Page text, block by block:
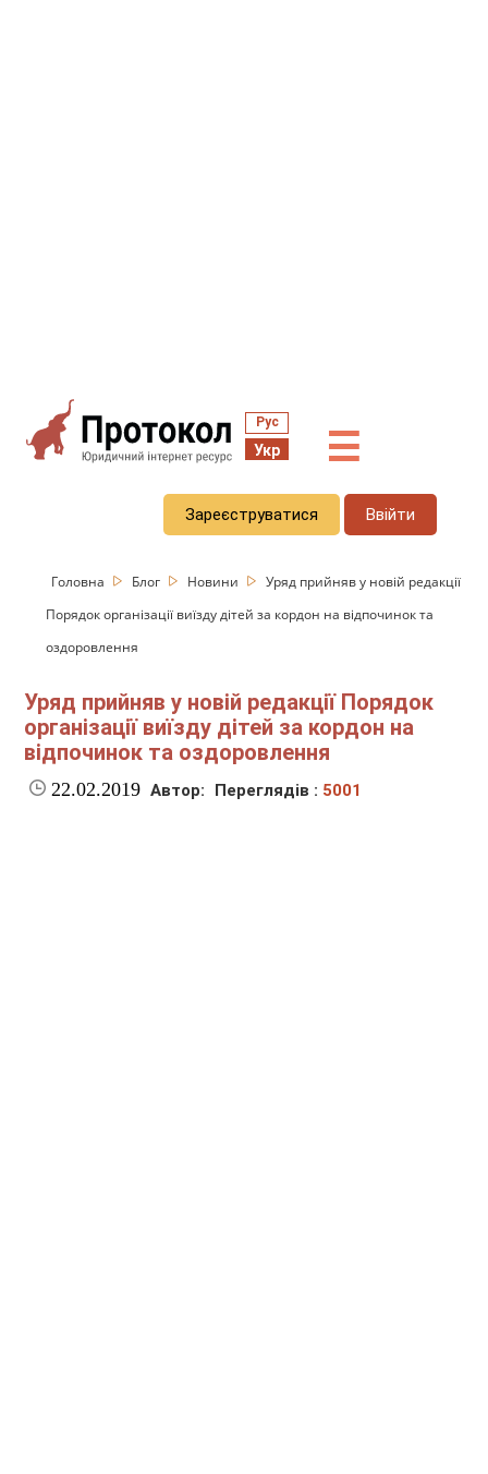
Рус
Укр ☰
Зареєструватися Ввійти
Головна Блог Новини
Уряд прийняв у новій редакції
Порядок організації виїзду дітей за кордон на відпочинок та
оздоровлення
Уряд прийняв у новій редакції Порядок
організації виїзду дітей за кордон на
відпочинок та оздоровлення
22.02.2019 Автор: Переглядів : 5001